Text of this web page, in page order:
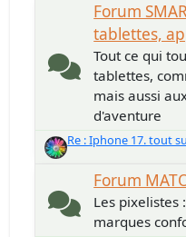
Forum
tablettes,
Tout ce qui
tablettes,
mais aussi
d'aventure
Re : Iphone 17. tout
Forum
Les pixelistes
marques